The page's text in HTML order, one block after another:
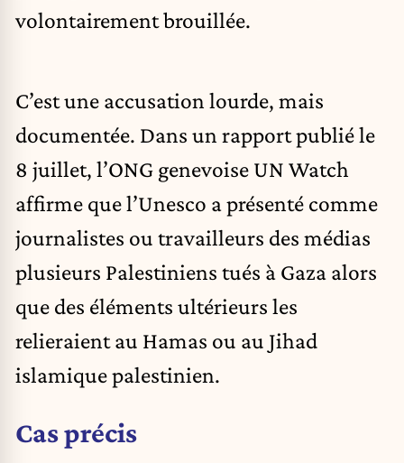
volontairement brouillée.
C’est une accusation lourde, mais
documentée. Dans un rapport publié le
8 juillet, l’ONG genevoise UN Watch
affirme que l’Unesco a présenté comme
journalistes ou travailleurs des médias
plusieurs Palestiniens tués à Gaza alors
que des éléments ultérieurs les
relieraient au Hamas ou au Jihad
islamique palestinien.
Cas précis